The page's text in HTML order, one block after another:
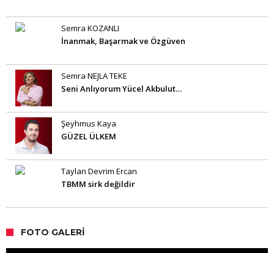
Semra KOZANLI
İnanmak, Başarmak ve Özgüven
Semra NEJLA TEKE
Seni Anlıyorum Yücel Akbulut…
Şeyhmus Kaya
GÜZEL ÜLKEM
Taylan Devrim Ercan
TBMM sirk değildir
FOTO GALERI